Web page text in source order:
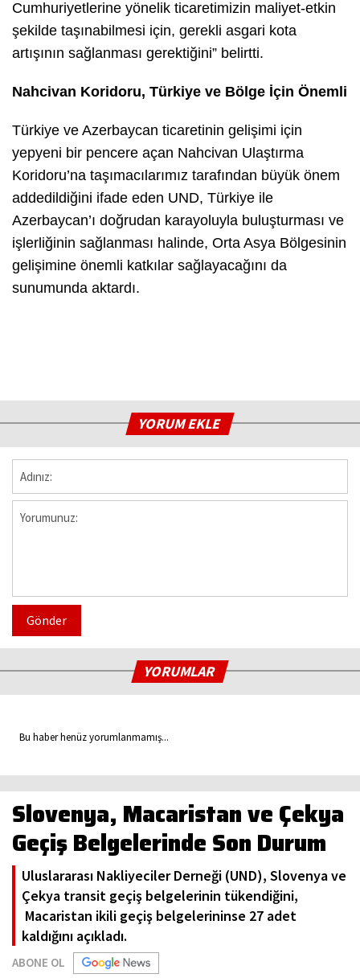
Cumhuriyetlerine yönelik ticaretimizin maliyet-etkin
şekilde taşınabilmesi için, gerekli asgari kota
artışının sağlanması gerektiğini” belirtti.
Nahcivan Koridoru, Türkiye ve Bölge İçin Önemli
Türkiye ve Azerbaycan ticaretinin gelişimi için
yepyeni bir pencere açan Nahcivan Ulaştırma
Koridoru’na taşımacılarımız tarafından büyük önem
addedildiğini ifade eden UND, Türkiye ile
Azerbaycan’ı doğrudan karayoluyla buluşturması ve
işlerliğinin sağlanması halinde, Orta Asya Bölgesinin
gelişimine önemli katkılar sağlayacağını da
sunumunda aktardı.
YORUM EKLE
Gönder
YORUMLAR
Bu haber henüz yorumlanmamış...
Slovenya, Macaristan ve Çekya
Geçiş Belgelerinde Son Durum
Uluslararası Nakliyeciler Derneği (UND), Slovenya ve
Çekya transit geçiş belgelerinin tükendiğini,
Macaristan ikili geçiş belgelerininse 27 adet
kaldığını açıkladı.
ABONE OL